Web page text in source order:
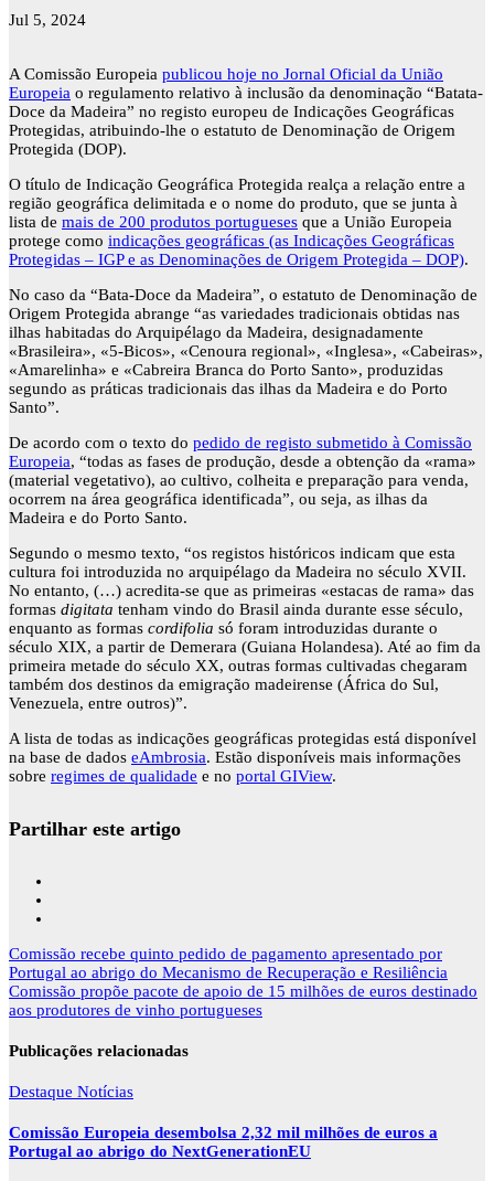
Jul 5, 2024
A Comissão Europeia publicou hoje no Jornal Oficial da União
Europeia o regulamento relativo à inclusão da denominação “Batata-
Doce da Madeira” no registo europeu de Indicações Geográficas
Protegidas, atribuindo-lhe o estatuto de Denominação de Origem
Protegida (DOP).
O título de Indicação Geográfica Protegida realça a relação entre a
região geográfica delimitada e o nome do produto, que se junta à
lista de mais de 200 produtos portugueses que a União Europeia
protege como indicações geográficas (as Indicações Geográficas
Protegidas – IGP e as Denominações de Origem Protegida – DOP).
No caso da “Bata-Doce da Madeira”, o estatuto de Denominação de
Origem Protegida abrange “as variedades tradicionais obtidas nas
ilhas habitadas do Arquipélago da Madeira, designadamente
«Brasileira», «5-Bicos», «Cenoura regional», «Inglesa», «Cabeiras»,
«Amarelinha» e «Cabreira Branca do Porto Santo», produzidas
segundo as práticas tradicionais das ilhas da Madeira e do Porto
Santo”.
De acordo com o texto do pedido de registo submetido à Comissão
Europeia, “todas as fases de produção, desde a obtenção da «rama»
(material vegetativo), ao cultivo, colheita e preparação para venda,
ocorrem na área geográfica identificada”, ou seja, as ilhas da
Madeira e do Porto Santo.
Segundo o mesmo texto, “os registos históricos indicam que esta
cultura foi introduzida no arquipélago da Madeira no século XVII.
No entanto, (…) acredita-se que as primeiras «estacas de rama» das
formas digitata tenham vindo do Brasil ainda durante esse século,
enquanto as formas cordifolia só foram introduzidas durante o
século XIX, a partir de Demerara (Guiana Holandesa). Até ao fim da
primeira metade do século XX, outras formas cultivadas chegaram
também dos destinos da emigração madeirense (África do Sul,
Venezuela, entre outros)”.
A lista de todas as indicações geográficas protegidas está disponível
na base de dados eAmbrosia. Estão disponíveis mais informações
sobre regimes de qualidade e no portal GIView.
Partilhar este artigo
Navegação
de
artigos
Comissão recebe quinto pedido de pagamento apresentado por
Portugal ao abrigo do Mecanismo de Recuperação e Resiliência
Comissão propõe pacote de apoio de 15 milhões de euros destinado
aos produtores de vinho portugueses
Publicações relacionadas
Destaque Notícias
Comissão Europeia desembolsa 2,32 mil milhões de euros a
Portugal ao abrigo do NextGenerationEU